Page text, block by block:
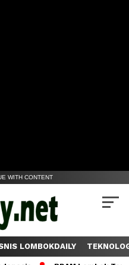
WITH CONTENT
LOMBOKDAILY